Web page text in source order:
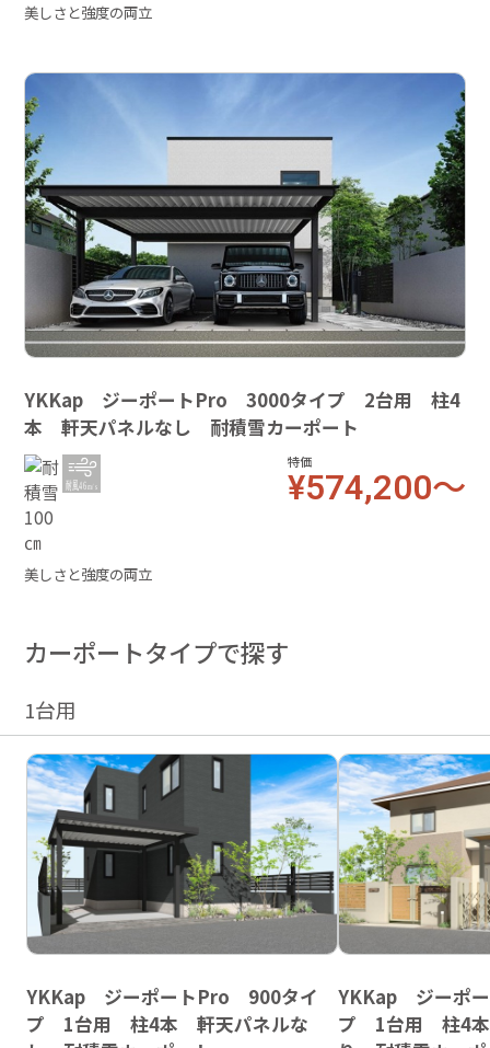
美しさと強度の両立
YKKap ジーポートPro 3000タイプ 2台用 柱4
本 軒天パネルなし 耐積雪カーポート
特価
¥574,200～
美しさと強度の両立
カーポートタイプで探す
1台用
YKKap ジーポートPro 900タイ
プ 1台用 柱4本 軒天パネルな
YKKap ジーポ
プ 1台用 柱4